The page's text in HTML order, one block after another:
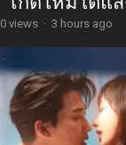
0 views · 3 hours ago